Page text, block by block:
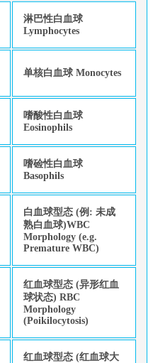
淋巴性白血球
Lymphocytes
单核白血球 Monocytes
嗜酸性白血球
Eosinophils
嗜硷性白血球
Basophils
白血球型态 (例: 未成
熟白血球)WBC
Morphology (e.g.
Premature WBC)
红血球型态 (异形红血
球状态) RBC
Morphology
(Poikilocytosis)
红血球型态 (红血球大